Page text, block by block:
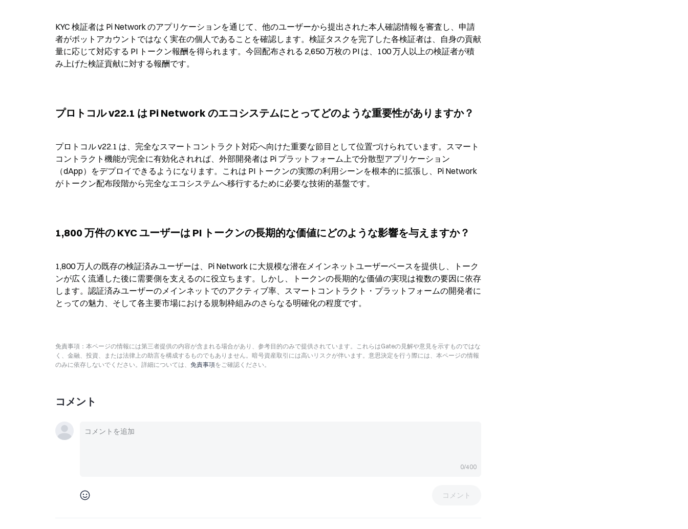
KYC 検証者は Pi Network のアプリケーションを通じて、他のユーザーから提出された本人確認情報を審査し、申請
者がボットアカウントではなく実在の個人であることを確認します。検証タスクを完了した各検証者は、自身の貢献
量に応じて対応する PI トークン報酬を得られます。今回配布される 2,650 万枚の PI は、100 万人以上の検証者が積
み上げた検証貢献に対する報酬です。
プロトコル v22.1 は Pi Network のエコシステムにとってどのような重要性がありますか？
プロトコル v22.1 は、完全なスマートコントラクト対応へ向けた重要な節目として位置づけられています。スマート
コントラクト機能が完全に有効化されれば、外部開発者は Pi プラットフォーム上で分散型アプリケーション
（dApp）をデプロイできるようになります。これは PI トークンの実際の利用シーンを根本的に拡張し、Pi Network
がトークン配布段階から完全なエコシステムへ移行するために必要な技術的基盤です。
1,800 万件の KYC ユーザーは PI トークンの長期的な価値にどのような影響を与えますか？
1,800 万人の既存の検証済みユーザーは、Pi Network に大規模な潜在メインネットユーザーベースを提供し、トーク
ンが広く流通した後に需要側を支えるのに役立ちます。しかし、トークンの長期的な価値の実現は複数の要因に依存
します。認証済みユーザーのメインネットでのアクティブ率、スマートコントラクト・プラットフォームの開発者に
とっての魅力、そして各主要市場における規制枠組みのさらなる明確化の程度です。
免責事項：本ページの情報には第三者提供の内容が含まれる場合があり、参考目的のみで提供されています。これらはGateの見解や意見を示すものではな
く、金融、投資、または法律上の助言を構成するものでもありません。暗号資産取引には高いリスクが伴います。意思決定を行う際には、本ページの情報
のみに依存しないでください。詳細については、 免責事項をご確認ください。
コメント
0/400
コメント